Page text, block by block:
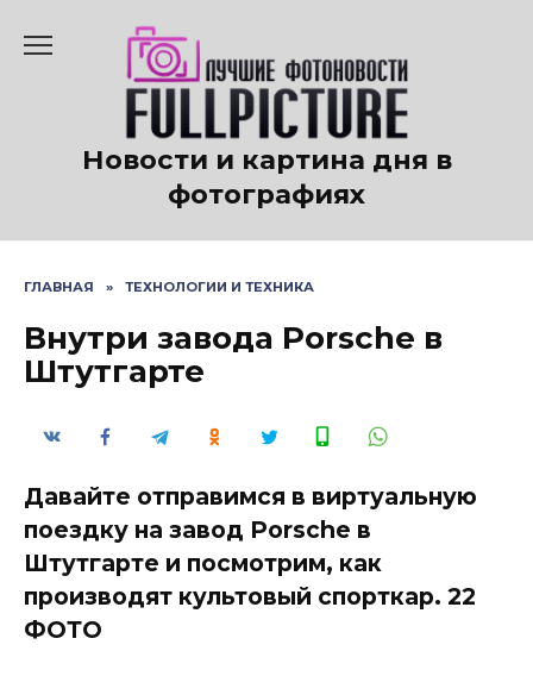
содержанию
Новости и картина дня в
фотографиях
ГЛАВНАЯ » ТЕХНОЛОГИИ И ТЕХНИКА
Внутри завода Porsche в
Штутгарте
Давайте отправимся в виртуальную
поездку на завод Porsche в
Штутгарте и посмотрим, как
производят культовый спорткар. 22
ФОТО